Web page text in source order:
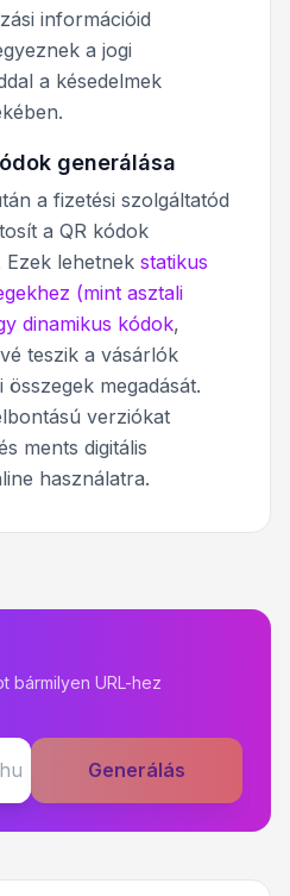
információid
a jogi
a késedelmek
generálása
a fizetési szolgáltatód
a QR kódok
Ezek lehetnek statikus
(mint asztali
dinamikus kódok,
teszik a vásárlók
összegek megadását.
verziókat
ments digitális
használatra.
bármilyen URL-hez
Generálás